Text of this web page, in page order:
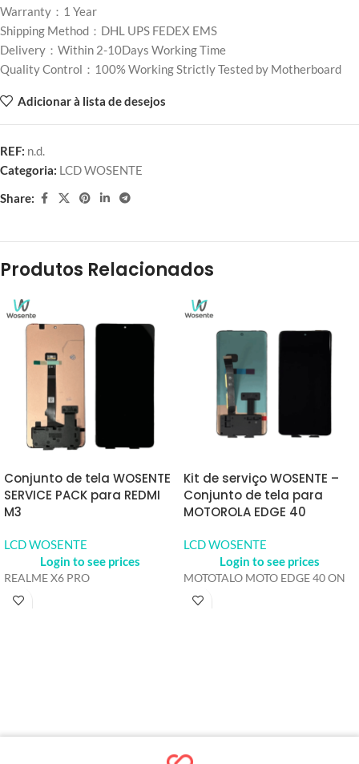
Warranty：1 Year
Shipping Method：DHL UPS FEDEX EMS
Delivery：Within 2-10Days Working Time
Quality Control：100% Working Strictly Tested by Motherboard
Adicionar à lista de desejos
REF: n.d.
Categoria: LCD WOSENTE
Share:
Produtos Relacionados
Conjunto de tela WOSENTE
SERVICE PACK para REDMI
M3
LCD WOSENTE
Login to see prices
REALME X6 PRO
Kit de serviço WOSENTE –
Conjunto de tela para
MOTOROLA EDGE 40
LCD WOSENTE
Login to see prices
MOTOTALO MOTO EDGE 40 ON